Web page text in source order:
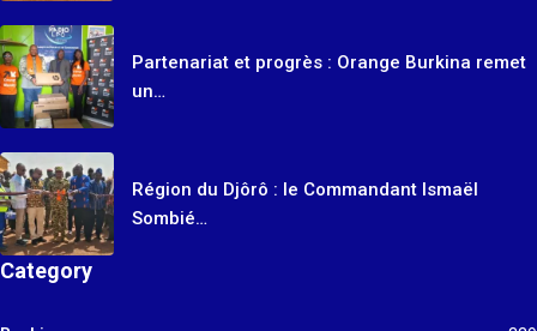
Partenariat et progrès : Orange Burkina remet
un…
Région du Djôrô : le Commandant Ismaël
Sombié…
Category